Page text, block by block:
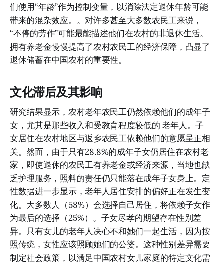
们使用“年龄”作为控制变量，以消除法定退休年龄可能
带来的混杂效应。。对许多甚至大多数农民工来说，
“不停的劳作”可能最能描述他们在农村的非退休生活。
拥有养老金慢慢提高了农村农民工的经济保障，凸显了
退休储蓄在中国农村的重要性。
文化滞后及其影响
研究结果显示，农村老年农民工仍然依赖他们的成年子
女，尤其是那些收入和受教育程度较低的 老年人。子
女居住在农村地区与返乡农民工依赖他们的意愿呈正相
关。然而，由于只有28.8%的成年子女仍居住在农村老
家，即使退休的农民工有养老金或经济来源，当地也缺
乏护理服务，照料的责任仍只能落在成年子女身上。定
性数据进一步显示，老年人居住安排的偏好正在发生变
化。大多数人（58%）会选择自己居住，将依赖子女作
为最后的选择（25%）。子女尽孝的期望存在性别差
异。只有女儿的老年人决心不和她们一起生活，因为按
照传统，女性应该照顾她们的公婆。这种性别差异需要
制定社会政策，以满足中国农村女儿家庭的特定文化需